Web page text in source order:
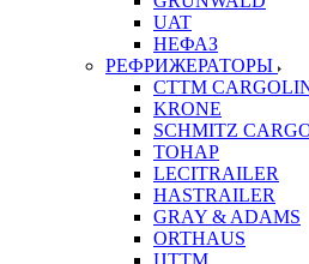
UAT
НЕФАЗ
РЕФРИЖЕРАТОРЫ
CTTM
KRONE
SCHMITZ
ТОНАР
LECITRAILER
HASTRAILER
GRAY & ADAMS
ORTHAUS
ЦТТМ